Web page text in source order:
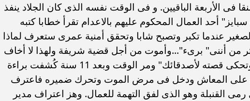
فى الأربعة الباقيين. و فى الوقت نفسه الذى كان الجلاد ينفذ
أحد العمال المحكوم عليهم بالاعدام تقرأ خطابا كتبه
عندما تكبر وتصبح شابا وتحقق أمنية عمرى ستعرف لماذا
من أننى" برىء"...وأموت من أجل قضية شريفة ولهذا لا أخاف
الموت وعندما تكبر ستفخر بأبيك وتحكى قصته لأصدقائك" ومر الوقت وبعد 11 سنة كُشفت براءة
على المعاش ودخل فى مرض الموت وتحرك ضميره فاعترف
القنبلة وهو الذى لفق التهمة للعمال. وهز اعتراف مدير
الأهلي لمواجهة برشلونة
بكأس خوان جامبر
الزمالك ينهي أزمة خوان بيزيرا.. واللاعب
يقترب من العودة إلى القاهرة